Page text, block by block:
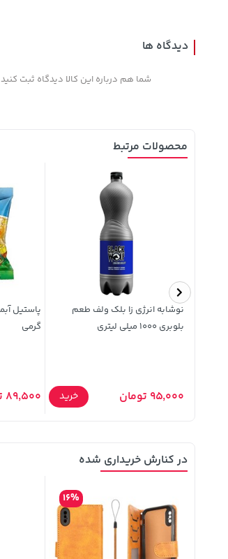
دیدگاه ها
شما هم درباره این کالا دیدگاه ثبت کنید
محصولات مرتبط
نوشابه انرژی زا بلک ولف طعم
بلوبری 1000 میلی لیتری
95,000 تومان خرید
گرمی
89,500 تومان
در کنارش خریداری شده
16%